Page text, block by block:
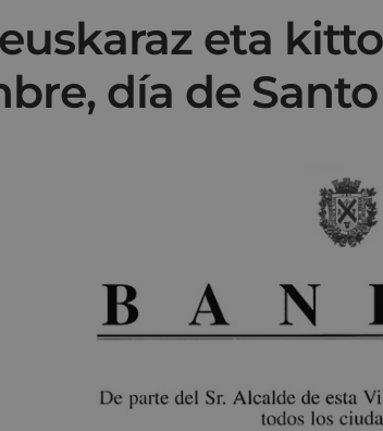
eta
día de